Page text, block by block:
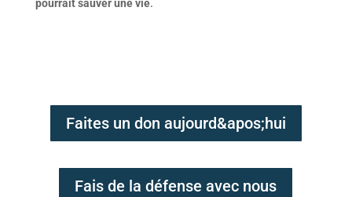
pourrait sauver une vie.
Faites un don aujourd&apos;hui
Fais de la défense avec nous